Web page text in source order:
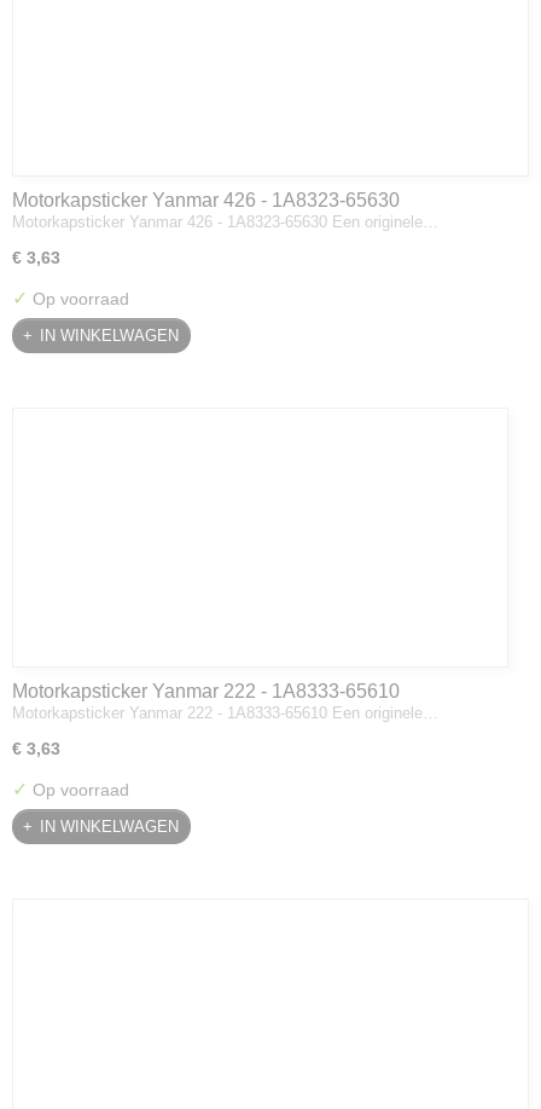
Motorkapsticker Yanmar 426 - 1A8323-65630
Motorkapsticker Yanmar 426 - 1A8323-65630 Een originele…
€ 3,63
✓ Op voorraad
IN WINKELWAGEN
Motorkapsticker Yanmar 222 - 1A8333-65610
Motorkapsticker Yanmar 222 - 1A8333-65610 Een originele…
€ 3,63
✓ Op voorraad
IN WINKELWAGEN